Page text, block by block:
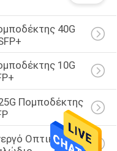
40G
10G
Πομποδέκτης
Οπτικό